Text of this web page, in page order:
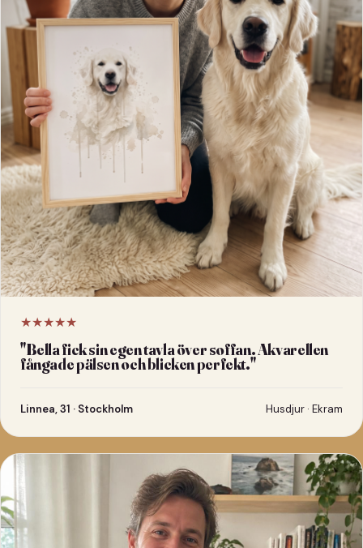
★★★★★
"Bella fick sin egen tavla över soffan. Akvarellen
fångade pälsen och blicken perfekt."
Linnea, 31 · Stockholm Husdjur · Ekram